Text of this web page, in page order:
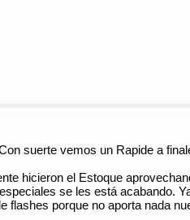
suerte vemos un Rapide a
hicieron el Estoque
se les está acabando.
flashes porque no aporta nada